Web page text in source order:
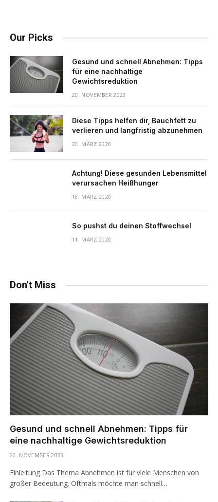
Our Picks
Gesund und schnell Abnehmen: Tipps
für eine nachhaltige
Gewichtsreduktion
20. NOVEMBER 2023
Diese Tipps helfen dir, Bauchfett zu
verlieren und langfristig abzunehmen
20. MÄRZ 2020
Achtung! Diese gesunden Lebensmittel
verursachen Heißhunger
18. MÄRZ 2020
So pushst du deinen Stoffwechsel
11. MÄRZ 2020
Don't Miss
Gesund und schnell Abnehmen: Tipps für
eine nachhaltige Gewichtsreduktion
20. NOVEMBER 2023
Einleitung Das Thema Abnehmen ist für viele Menschen von
großer Bedeutung. Oftmals möchte man schnell…